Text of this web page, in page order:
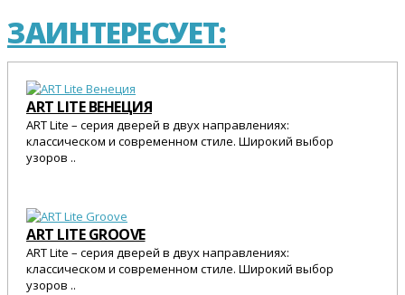
ЗАИНТЕРЕСУЕТ:
ART LITE ВЕНЕЦИЯ
ART Lite – серия дверей в двух направлениях:
классическом и современном стиле. Широкий выбор
узоров ..
ART LITE GROOVE
ART Lite – серия дверей в двух направлениях:
классическом и современном стиле. Широкий выбор
узоров ..